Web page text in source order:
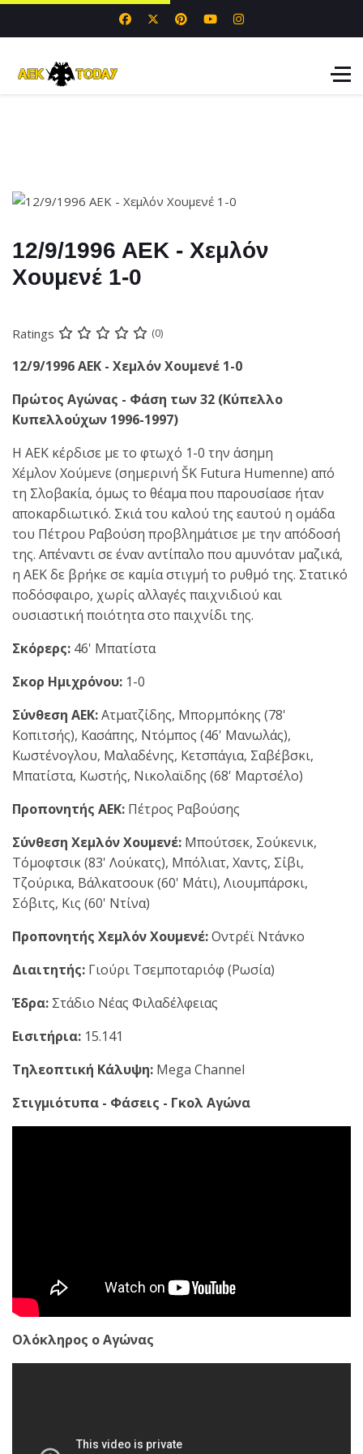
12/9/1996 ΑΕΚ - Χεμλόν
Χουμενέ 1-0
Ratings (0)
12/9/1996 ΑΕΚ - Χεμλόν Χουμενέ 1-0
Πρώτος Αγώνας - Φάση των 32 (Κύπελλο
Κυπελλούχων 1996-1997)
Η ΑΕΚ κέρδισε με το φτωχό 1-0 την άσημη
Χέμλον Χούμενε (σημερινή ŠK Futura Humenne) από
τη Σλοβακία, όμως το θέαμα που παρουσίασε ήταν
αποκαρδιωτικό. Σκιά του καλού της εαυτού η ομάδα
του Πέτρου Ραβούση προβλημάτισε με την απόδοσή
της. Απέναντι σε έναν αντίπαλο που αμυνόταν μαζικά,
η ΑΕΚ δε βρήκε σε καμία στιγμή το ρυθμό της. Στατικό
ποδόσφαιρο, χωρίς αλλαγές παιχνιδιού και
ουσιαστική ποιότητα στο παιχνίδι της.
Σκόρερς: 46' Μπατίστα
Σκορ Ημιχρόνου: 1-0
Σύνθεση ΑΕΚ:Ατματζίδης, Μπορμπόκης (78'
Κοπιτσής), Κασάπης, Ντόμπος (46' Μανωλάς),
Κωστένογλου, Μαλαδένης, Κετσπάγια, Σαβέβσκι,
Μπατίστα, Κωστής, Νικολαϊδης (68' Μαρτσέλο)
Προπονητής ΑΕΚ: Πέτρος Ραβούσης
Σύνθεση Χεμλόν Χουμενέ: Μπούτσεκ, Σούκενικ,
Τόμοφτσικ (83' Λούκατς), Μπόλιατ, Χαντς, Σίβι,
Τζούρικα, Βάλκατσουκ (60' Μάτι), Λιουμπάρσκι,
Σόβιτς, Κις (60' Ντίνα)
Προπονητής Χεμλόν Χουμενέ:Οντρέϊ Ντάνκο
Διαιτητής: Γιούρι Τσεμποταριόφ (Ρωσία)
Έδρα: Στάδιο Νέας Φιλαδέλφειας
Εισιτήρια: 15.141
Τηλεοπτική Κάλυψη: Mega Channel
Στιγμιότυπα - Φάσεις - Γκολ Αγώνα
Ολόκληρος ο Αγώνας